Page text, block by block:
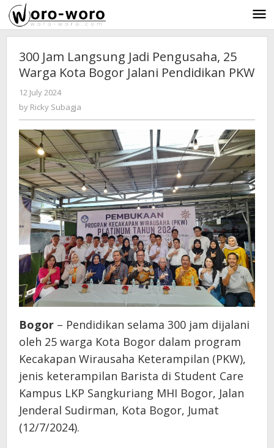
Skip
to
content
300 Jam Langsung Jadi Pengusaha, 25
Warga Kota Bogor Jalani Pendidikan PKW
12 July 2024
Ricky
Subagja
by Ricky Subagja
Bogor – Pendidikan selama 300 jam dijalani
oleh 25 warga Kota Bogor dalam program
Kecakapan Wirausaha Keterampilan (PKW),
jenis keterampilan Barista di Student Care
Kampus LKP Sangkuriang MHI Bogor, Jalan
Jenderal Sudirman, Kota Bogor, Jumat
(12/7/2024).